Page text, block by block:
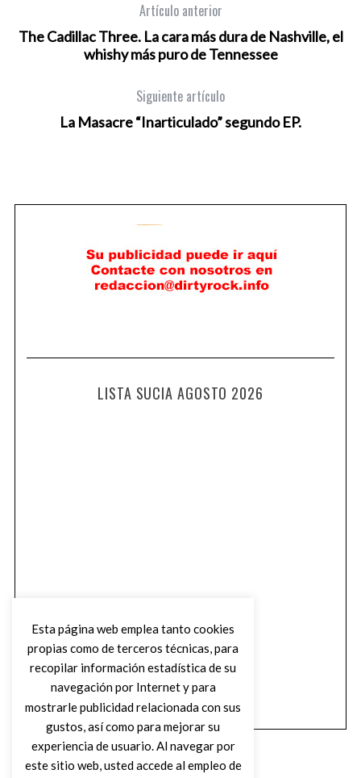
Artículo anterior
The Cadillac Three. La cara más dura de Nashville, el
whishy más puro de Tennessee
Siguiente artículo
La Masacre “Inarticulado” segundo EP.
LISTA SUCIA AGOSTO 2026
Esta página web emplea tanto cookies
propias como de terceros técnicas, para
recopilar información estadística de su
navegación por Internet y para
mostrarle publicidad relacionada con sus
gustos, así como para mejorar su
experiencia de usuario. Al navegar por
este sitio web, usted accede al empleo de